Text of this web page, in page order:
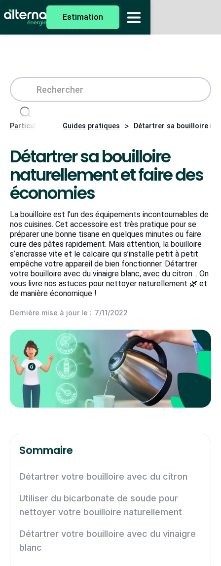
Estimation
Particuliers Guides pratiques > Détartrer sa bouilloire
Détartrer sa bouilloire
naturellement et faire des
économies
La bouilloire est l’un des équipements incontournables de
nos cuisines. Cet accessoire est très pratique pour se
préparer une bonne tisane en quelques minutes ou faire
cuire des pâtes rapidement. Mais attention, la bouilloire
s’encrasse vite et le calcaire qui s’installe petit à petit
empêche votre appareil de bien fonctionner. Détartrer
votre bouilloire avec du vinaigre blanc, avec du citron… On
vous livre nos astuces pour nettoyer naturellement 🌿 et
de manière économique !
Dernière mise à jour le : 7/11/2022
Sommaire
Détartrer votre bouilloire avec du citron
Utiliser du bicarbonate de soude pour
nettoyer votre bouilloire naturellement
Détartrer votre bouilloire avec du vinaigre
blanc